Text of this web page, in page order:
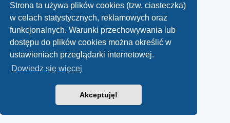
Strona ta używa plików cookies (tzw. ciasteczka)
w celach statystycznych, reklamowych oraz
funkcjonalnych. Warunki przechowywania lub
dostępu do plików cookies można określić w
ustawieniach przeglądarki internetowej.
Dowiedz się więcej
Akceptuję!